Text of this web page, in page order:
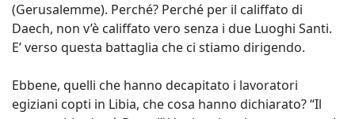
(Gerusalemme). Perché? Perché per il califfato di
Daech, non v’è califfato vero senza i due Luoghi Santi.
E’ verso questa battaglia che ci stiamo dirigendo.
Ebbene, quelli che hanno decapitato i lavoratori
egiziani copti in Libia, che cosa hanno dichiarato? “Il